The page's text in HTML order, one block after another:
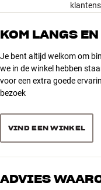
Lees meer over de
klaar om je te helpen.
DE STEREO-
muziekervaring belangrijk
kwaliteitsgeluid voor elke
module aan het systeem
milieu als je portemonnee.
5
4
2
1
KOM LANGS
Je bent altijd welkom om
we in de winkel hebben
voor een extra goede
bezoek
VIND EEN WINKEL
ADVIES